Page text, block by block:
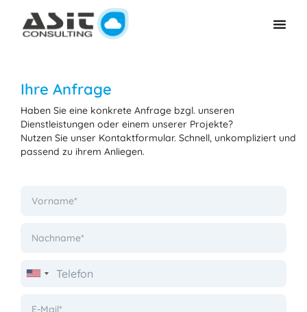
Ihre Anfrage
Haben Sie eine konkrete Anfrage bzgl. unseren
Dienstleistungen oder einem unserer Projekte?
Nutzen Sie unser Kontaktformular. Schnell, unkompliziert und
passend zu ihrem Anliegen.